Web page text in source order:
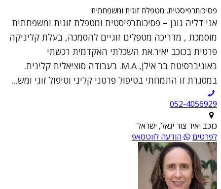
פסיכותרפיסטית, מטפלת זוגית ומשפחתית
אני דליה גונן – פסיכותרפיסטית ומטפלת זוגית ומשפחתית
מוסמכת , מדריכה מטפלים זוגיים להסמכה, בעלת קליניקה
פרטית בכוכב יאיר.את השכלתי האקדמית רכשתי
באוניברסיטת בר אילן, M.A. בעבודה סוציאלית קלינית.
במסגרת זו התמחתי בטיפול פרטני קליני וטיפול זוגי ומש...
052-4056929
כוכב יאיר צור יגאל, ישראל
לפרטים
הודעה לווטסאפ